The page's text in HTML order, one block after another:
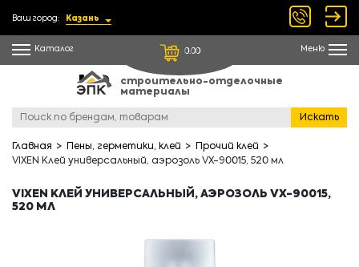
Ваш город: Казань
Каталог 0.00 Меню
строительно-отделочные
материалы
Искать
Главная Пены, герметики, клей
Прочий клей
VIXEN Клей универсальный, аэрозоль VX-90015, 520 мл
VIXEN КЛЕЙ УНИВЕРСАЛЬНЫЙ, АЭРОЗОЛЬ VX-90015,
520 МЛ